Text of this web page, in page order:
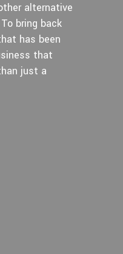
alternative
bring back
has been
that
just a